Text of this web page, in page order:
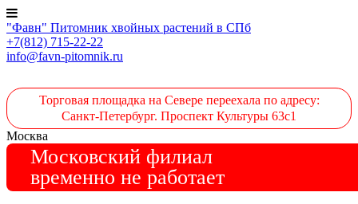
"Фавн" Питомник хвойных растений в СПб
+7(812) 715-22-22
info@favn-pitomnik.ru
Торговая площадка на Севере переехала по адресу:
Санкт-Петербург. Проспект Культуры 63с1
Москва
Московский филиал
временно не работает